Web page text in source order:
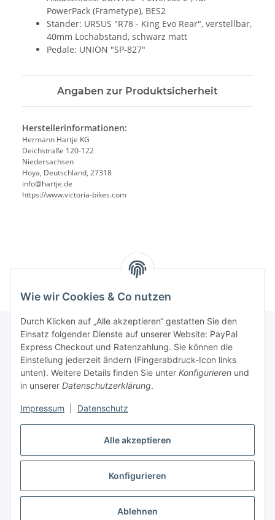
Alle akzeptieren
Konfigurieren
Ablehnen
Wie wir Cookies & Co nutzen
Durch Klicken auf „Alle akzeptieren“ gestatten Sie den
Einsatz folgender Dienste auf unserer Website: PayPal
Express Checkout und Ratenzahlung. Sie können die
Einstellung jederzeit ändern (Fingerabdruck-Icon links
unten). Weitere Details finden Sie unter Konfigurieren und
in unserer Datenschutzerklärung.
Impressum Datenschutz
PowerPack (Frametype), BES2
Ständer: URSUS "R78 - King Evo Rear", verstellbar,
40mm Lochabstand, schwarz matt
Pedale: UNION "SP-827"
Angaben zur Produktsicherheit
Herstellerinformationen:
Hermann Hartje KG
Deichstraße 120-122
Niedersachsen
Hoya, Deutschland, 27318
info@hartje.de
https://www.victoria-bikes.com
Informationen
Gesetzliche Informationen
Vertrag widerrufen
* Alle Preise inkl. gesetzlicher USt., zzgl.Versand